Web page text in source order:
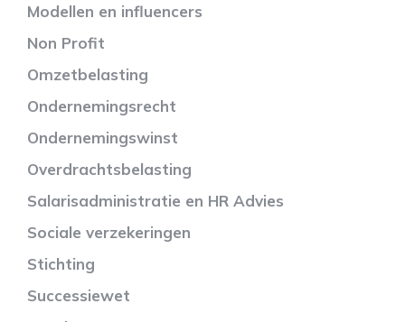
Modellen en influencers
Non Profit
Omzetbelasting
Ondernemingsrecht
Ondernemingswinst
Overdrachtsbelasting
Salarisadministratie en HR Advies
Sociale verzekeringen
Stichting
Successiewet